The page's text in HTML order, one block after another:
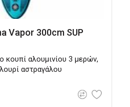
Vapor 300cm SUP
κουπί αλουμινίου 3 μερών,
αστραγάλου